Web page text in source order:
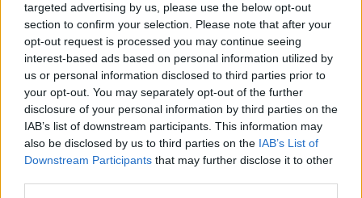
targeted advertising by us, please use the below opt-out
section to confirm your selection. Please note that after your
opt-out request is processed you may continue seeing
interest-based ads based on personal information utilized by
us or personal information disclosed to third parties prior to
your opt-out. You may separately opt-out of the further
disclosure of your personal information by third parties on the
IAB’s list of downstream participants. This information may
also be disclosed by us to third parties on the IAB’s List of
Downstream Participants that may further disclose it to other
Ο Ουέσλι Μπράουνλι συνελήφθη το πρωί του
Σαββάτου και εκτιμάται πως ήταν στο
«κυνήγι» υποψήφιου θύματος, δήλωσε ο
αρχηγός της τοπικής αστυνομίας Στάνλεϊ
Μακφάντεν σε συνέντευξη Τύπου. «Είμαστε
βέβαιοι ότι αποτρέψαμε άλλη μια
δολοφονία», δήλωσε ο Μακφάντεν,
συμπληρώνοντας ότι ο Μπράουνλι ήταν
οπλισμένος.